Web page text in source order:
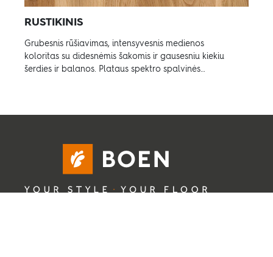
RUSTIKINIS
Grubesnis rūšiavimas, intensyvesnis medienos
koloritas su didesnėmis šakomis ir gausesniu kiekiu
šerdies ir balanos. Plataus spektro spalvinės